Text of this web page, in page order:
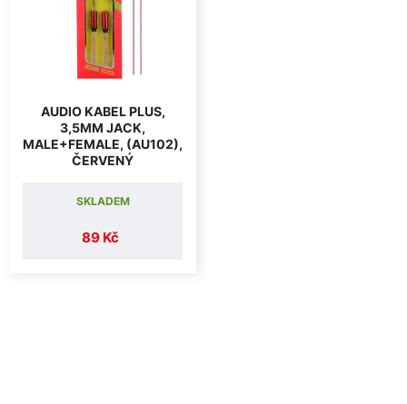
AUDIO KABEL PLUS,
3,5MM JACK,
MALE+FEMALE, (AU102),
ČERVENÝ
89 Kč
SKLADEM